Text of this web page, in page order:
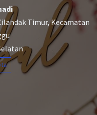
Timur, Kecamatan